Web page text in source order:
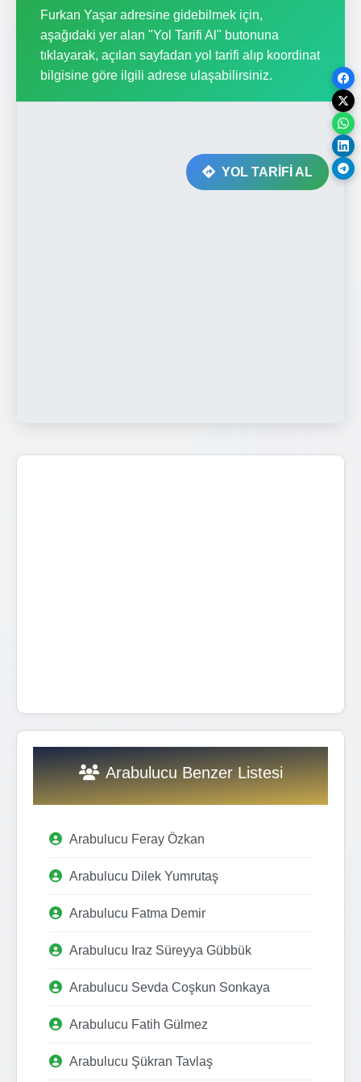
Furkan Yaşar adresine gidebilmek için,
aşağıdaki yer alan "Yol Tarifi Al" butonuna
tıklayarak, açılan sayfadan yol tarifi alıp koordinat
bilgisine göre ilgili adrese ulaşabilirsiniz.
YOL TARİFİ AL
Arabulucu Benzer Listesi
Arabulucu Feray Özkan
Arabulucu Dilek Yumrutaş
Arabulucu Fatma Demir
Arabulucu Iraz Süreyya Gübbük
Arabulucu Sevda Coşkun Sonkaya
Arabulucu Fatih Gülmez
Arabulucu Şükran Tavlaş